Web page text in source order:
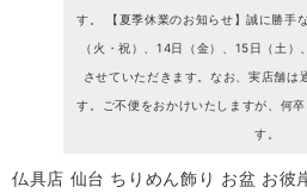
す。 【夏季休業のお知らせ】誠に勝手
（火・祝）、14日（金）、15日（土）
させていただきます。なお、実店舗は
す。ご不便をおかけいたしますが、何
す。
仏具店 仙台 ちりめん飾り お盆 お彼